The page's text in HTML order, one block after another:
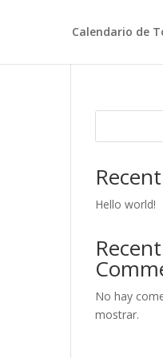
Calendario de
Hello world!
Recent
No hay
mostrar.